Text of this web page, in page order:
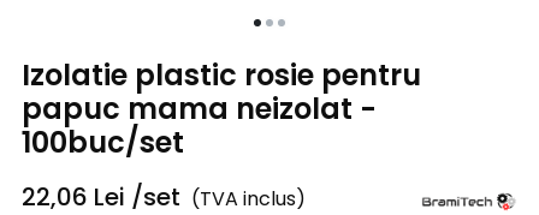
Izolatie plastic rosie pentru
papuc mama neizolat -
100buc/set
22,06 Lei /set (TVA inclus)